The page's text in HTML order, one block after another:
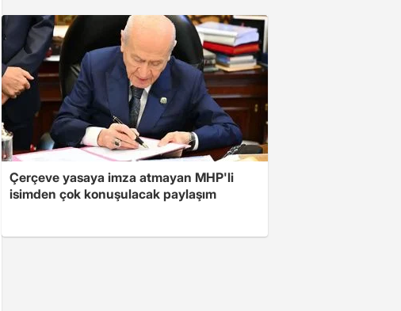
Çerçeve yasaya imza atmayan MHP'li
isimden çok konuşulacak paylaşım